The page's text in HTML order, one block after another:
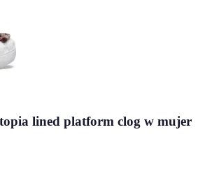
lined platform clog w mujer